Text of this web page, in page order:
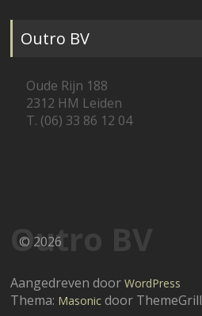
Outro BV
Oude Rijn 188
2312 HM Leiden
T. (06) 33 86 12 04
Outro BV
© 2026
Aangedreven doorWordPress
Thema: Masonic door ThemeGrill